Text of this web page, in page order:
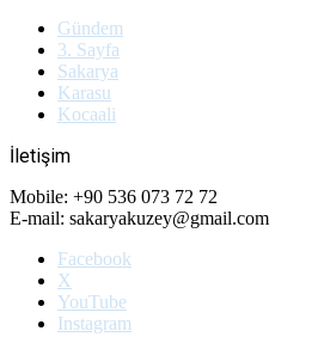
Gündem
3. Sayfa
Sakarya
Karasu
Kocaali
İletişim
Mobile: +90 536 073 72 72
E-mail: sakaryakuzey@gmail.com
Facebook
X
YouTube
Instagram